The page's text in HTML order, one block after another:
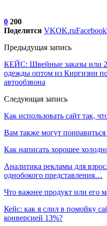
0 200
Поделится VKOK.ruFacebook
Предыдущая запись
КЕЙС: Швейные заказы или
одежды оптом из Киргизии
автообзвона
Следующая запись
Как использовать сайт так,
Вам также могут понравиться
Как написать хорошее
Аналитика рекламы для
однобокого представления…
Что важнее продукт или его
Кейс: как я слил в помойку
конверсией 13%?